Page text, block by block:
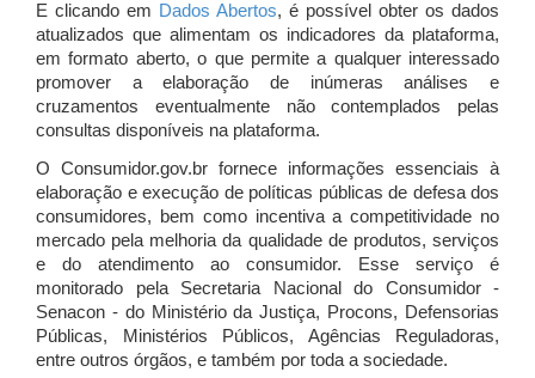
E clicando em Dados Abertos, é possível obter os dados
atualizados que alimentam os indicadores da plataforma,
em formato aberto, o que permite a qualquer interessado
promover a elaboração de inúmeras análises e
cruzamentos eventualmente não contemplados pelas
consultas disponíveis na plataforma.
O Consumidor.gov.br fornece informações essenciais à
elaboração e execução de políticas públicas de defesa dos
consumidores, bem como incentiva a competitividade no
mercado pela melhoria da qualidade de produtos, serviços
e do atendimento ao consumidor. Esse serviço é
monitorado pela Secretaria Nacional do Consumidor -
Senacon - do Ministério da Justiça, Procons, Defensorias
Públicas, Ministérios Públicos, Agências Reguladoras,
entre outros órgãos, e também por toda a sociedade.